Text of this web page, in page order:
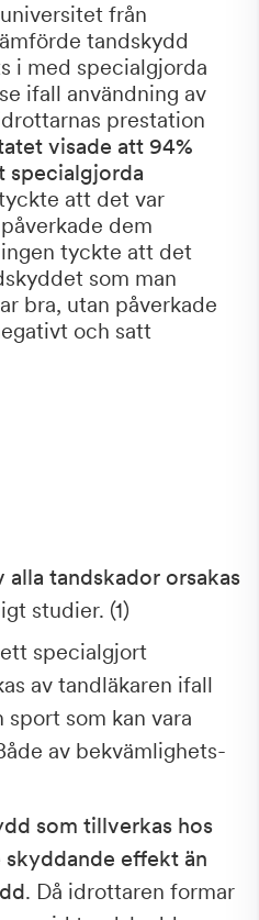
från
tandskydd
i med specialgjorda
ifall användning av
prestation
visade att 94%
specialgjorda
att det var
dem
tyckte att det
som man
bra, utan påverkade
och satt
alla tandskador orsakas
studier. (1)
specialgjort
av tandläkaren ifall
sport som kan vara
av bekvämlighets-
som tillverkas hos
effekt än
. Då idrottaren formar